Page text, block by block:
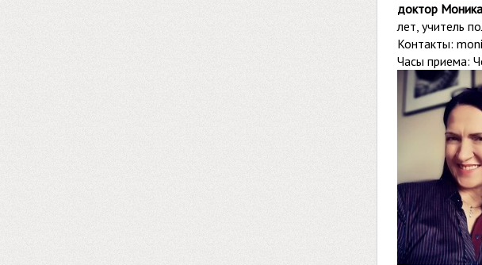
доктор
лет, учитель
Контакты:
Часы приема: